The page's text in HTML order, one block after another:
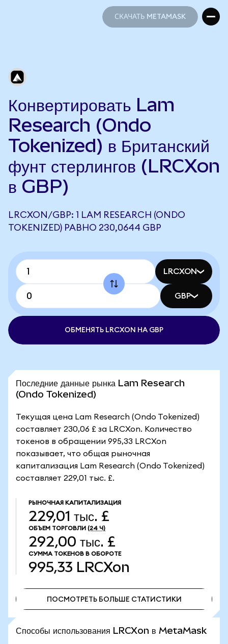
СКАЧАТЬ METAMASK
Конвертировать Lam
Research (Ondo
Tokenized) в Британский
фунт стерлингов (LRCXon
в GBP)
LRCXON/GBP: 1 LAM RESEARCH (ONDO
TOKENIZED) РАВНО 230,0644 GBP
LRCXON
GBP
ОБМЕНЯТЬ LRCXON НА GBP
Последние данные рынка Lam Research
(Ondo Tokenized)
Текущая цена Lam Research (Ondo Tokenized)
составляет 230,06 £ за LRCXon. Количество
токенов в обращении 995,33 LRCXon
показывает, что общая рыночная
капитализация Lam Research (Ondo Tokenized)
составляет 229,01 тыс. £.
РЫНОЧНАЯ КАПИТАЛИЗАЦИЯ
229,01 тыс. £
ОБЪЕМ ТОРГОВЛИ (24 Ч)
292,00 тыс. £
СУММА ТОКЕНОВ В ОБОРОТЕ
995,33 LRCXon
ПОСМОТРЕТЬ БОЛЬШЕ СТАТИСТИКИ
Способы использования LRCXon в MetaMask